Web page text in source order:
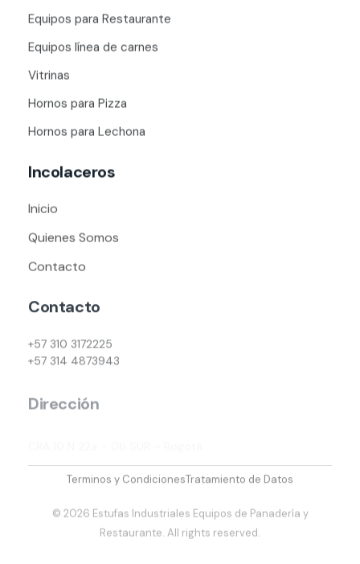
Equipos para Restaurante
Equipos línea de carnes
Vitrinas
Hornos para Pizza
Hornos para Lechona
Incolaceros
Inicio
Quienes Somos
Contacto
Contacto
+57 310 3172225
+57 314 4873943
Dirección
Terminos y Condiciones Tratamiento de Datos
© 2026 Estufas Industriales Equipos de Panadería y
Restaurante. All rights reserved.